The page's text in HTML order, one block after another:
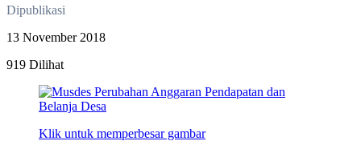
Dipublikasi
13 November 2018
919 Dilihat
Klik untuk memperbesar gambar